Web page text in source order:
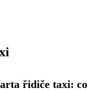
řidiče taxi: co